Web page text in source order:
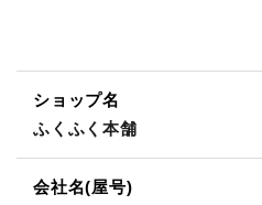
ショップ名
ふくふく本舗
会社名(屋号)